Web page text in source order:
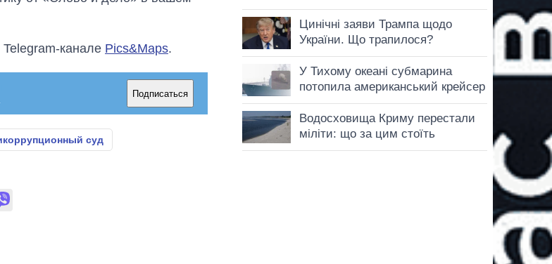
канале Pics&Maps.
Подписаться
суд